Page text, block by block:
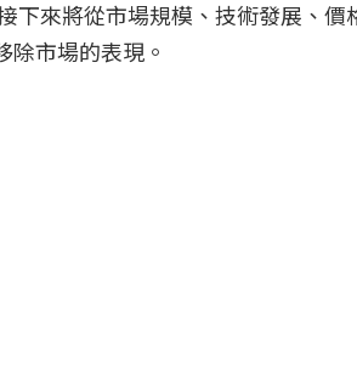
下來將從市場規模、技術發展、價
除市場的表現。